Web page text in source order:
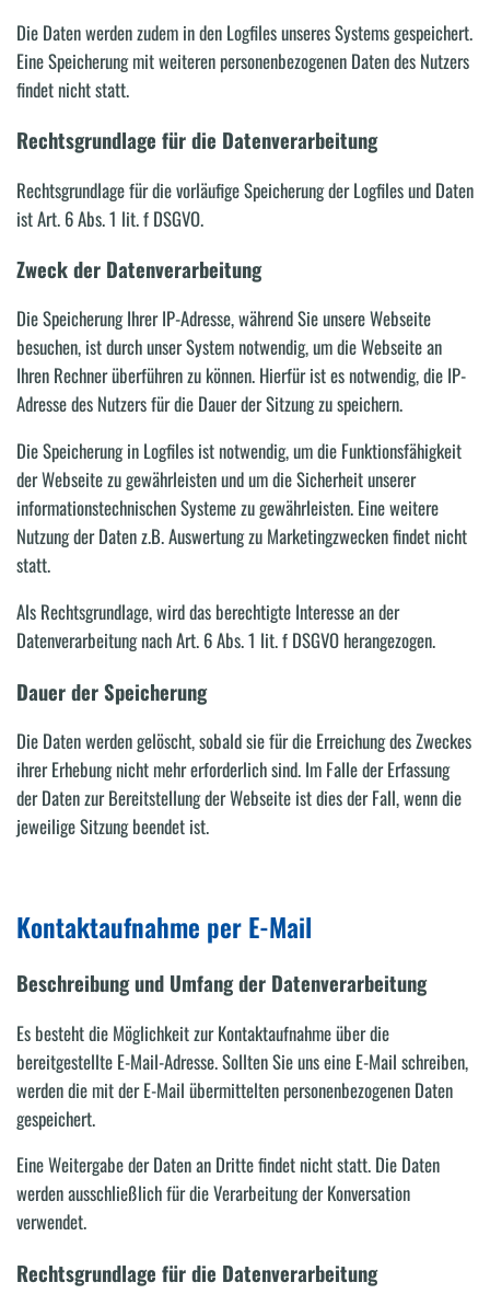
Die Daten werden zudem in den Logfiles unseres Systems gespeichert.
Eine Speicherung mit weiteren personenbezogenen Daten des Nutzers
findet nicht statt.
Rechtsgrundlage für die Datenverarbeitung
Rechtsgrundlage für die vorläufige Speicherung der Logfiles und Daten
ist Art. 6 Abs. 1 lit. f DSGVO.
Zweck der Datenverarbeitung
Die Speicherung Ihrer IP-Adresse, während Sie unsere Webseite
besuchen, ist durch unser System notwendig, um die Webseite an
Ihren Rechner überführen zu können. Hierfür ist es notwendig, die IP-
Adresse des Nutzers für die Dauer der Sitzung zu speichern.
Die Speicherung in Logfiles ist notwendig, um die Funktionsfähigkeit
der Webseite zu gewährleisten und um die Sicherheit unserer
informationstechnischen Systeme zu gewährleisten. Eine weitere
Nutzung der Daten z.B. Auswertung zu Marketingzwecken findet nicht
statt.
Als Rechtsgrundlage, wird das berechtigte Interesse an der
Datenverarbeitung nach Art. 6 Abs. 1 lit. f DSGVO herangezogen.
Dauer der Speicherung
Die Daten werden gelöscht, sobald sie für die Erreichung des Zweckes
ihrer Erhebung nicht mehr erforderlich sind. Im Falle der Erfassung
der Daten zur Bereitstellung der Webseite ist dies der Fall, wenn die
jeweilige Sitzung beendet ist.
Kontaktaufnahme per E-Mail
Beschreibung und Umfang der Datenverarbeitung
Es besteht die Möglichkeit zur Kontaktaufnahme über die
bereitgestellte E-Mail-Adresse. Sollten Sie uns eine E-Mail schreiben,
werden die mit der E-Mail übermittelten personenbezogenen Daten
gespeichert.
Eine Weitergabe der Daten an Dritte findet nicht statt. Die Daten
werden ausschließlich für die Verarbeitung der Konversation
verwendet.
Rechtsgrundlage für die Datenverarbeitung